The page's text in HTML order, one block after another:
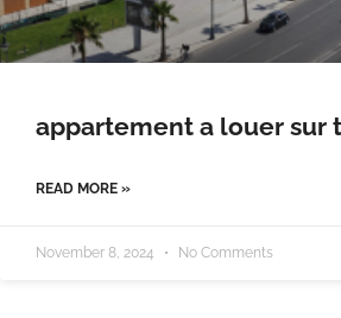
appartement a louer sur
READ MORE »
November 8, 2024 No Comments